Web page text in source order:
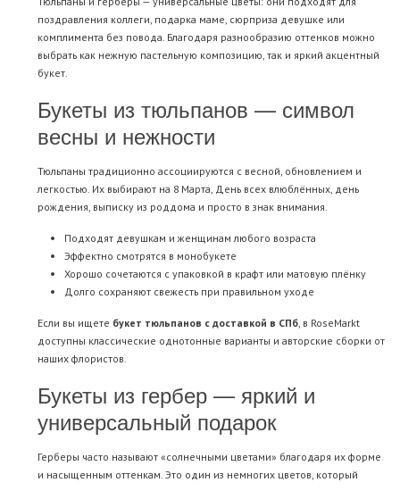
поздравления коллеги, подарка маме, сюрприза девушке или
комплимента без повода. Благодаря разнообразию оттенков можно
выбрать как нежную пастельную композицию, так и яркий акцентный
букет.
Букеты из тюльпанов — символ
весны и нежности
Тюльпаны традиционно ассоциируются с весной, обновлением и
легкостью. Их выбирают на 8 Марта, День всех влюблённых, день
рождения, выписку из роддома и просто в знак внимания.
Подходят девушкам и женщинам любого возраста
Эффектно смотрятся в монобукете
Хорошо сочетаются с упаковкой в крафт или матовую плёнку
Долго сохраняют свежесть при правильном уходе
Если вы ищете букет тюльпанов с доставкой в СПб, в RoseMarkt
доступны классические однотонные варианты и авторские сборки от
наших флористов.
Букеты из гербер — яркий и
универсальный подарок
Герберы часто называют «солнечными цветами» благодаря их форме
и насыщенным оттенкам. Это один из немногих цветов, который